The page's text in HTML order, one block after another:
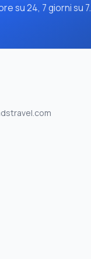
su 24, 7 giorni su 7.